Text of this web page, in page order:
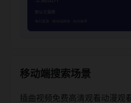
移动端搜索场景
插曲视频免费高清观看动漫观